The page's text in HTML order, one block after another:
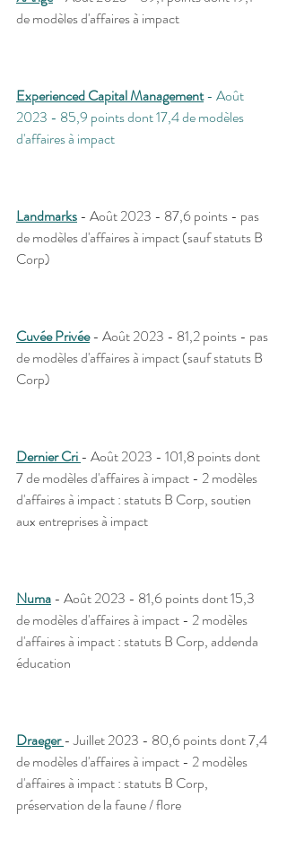
de modèles d'affaires à impact
Experienced Capital Management - Août
2023 - 85,9 points dont 17,4 de modèles
d'affaires à impact
Landmarks - Août 2023 - 87,6 points - pas
de modèles d'affaires à impact (sauf statuts B
Corp)
Cuvée Privée - Août 2023 - 81,2 points - pas
de modèles d'affaires à impact (sauf statuts B
Corp)
Dernier Cri - Août 2023 - 101,8 points dont
7 de modèles d'affaires à impact - 2 modèles
d'affaires à impact : statuts B Corp, soutien
aux entreprises à impact
Numa - Août 2023 - 81,6 points dont 15,3
de modèles d'affaires à impact - 2 modèles
d'affaires à impact : statuts B Corp, addenda
éducation
Draeger - Juillet 2023 - 80,6 points dont 7,4
de modèles d'affaires à impact - 2 modèles
d'affaires à impact : statuts B Corp,
préservation de la faune / flore